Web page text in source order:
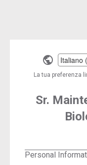
Select
a
language
La tua preferenza
Sr.
Personal